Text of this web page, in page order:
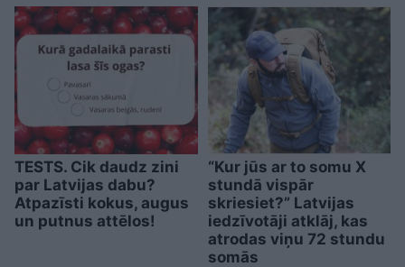
TESTS. Cik daudz zini
par Latvijas dabu?
Atpazīsti kokus, augus
un putnus attēlos!
“Kur jūs ar to somu X
stundā vispār
skriesiet?” Latvijas
iedzīvotāji atklāj, kas
atrodas viņu 72 stundu
somās